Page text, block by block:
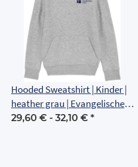
Hooded Sweatshirt | Kinder |
heather grau | Evangelische
Grundschule Erfurt
29,60 € - 32,10 € *